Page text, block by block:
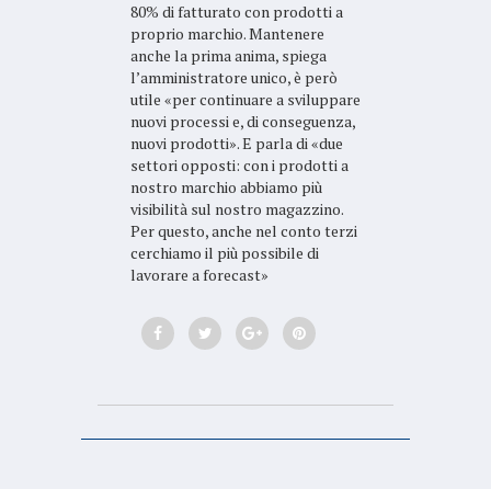
80% di fatturato con prodotti a
proprio marchio. Mantenere
anche la prima anima, spiega
l’amministratore unico, è però
utile «per continuare a sviluppare
nuovi processi e, di conseguenza,
nuovi prodotti». E parla di «due
settori opposti: con i prodotti a
nostro marchio abbiamo più
visibilità sul nostro magazzino.
Per questo, anche nel conto terzi
cerchiamo il più possibile di
lavorare a forecast»